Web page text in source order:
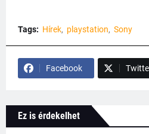
Tags: Hírek playstation Sony
Facebook
Ez is érdekelhet